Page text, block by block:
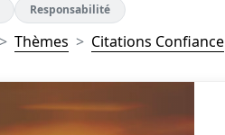
Responsabilité
Thèmes Citations Confiance